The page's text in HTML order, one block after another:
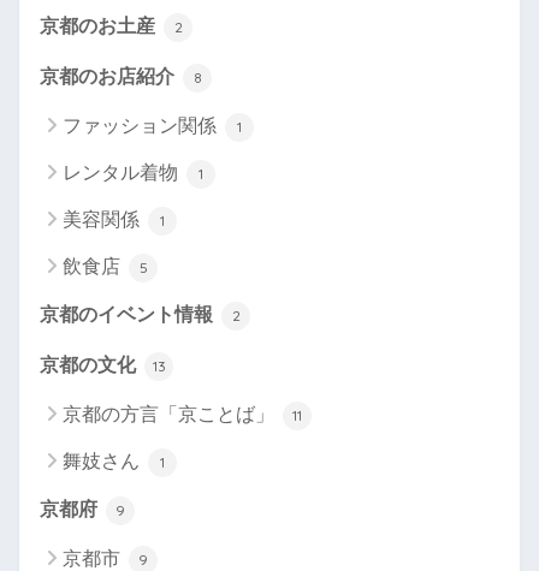
京都のお土産 2
京都のお店紹介 8
ファッション関係 1
レンタル着物 1
美容関係 1
飲食店 5
京都のイベント情報 2
京都の文化 13
京都の方言「京ことば」 11
舞妓さん 1
京都府 9
京都市 9